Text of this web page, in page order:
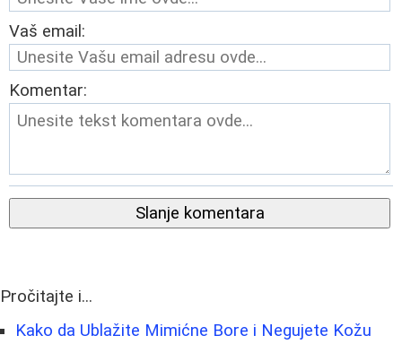
Vaš email:
Komentar:
Slanje komentara
Pročitajte i...
Kako da Ublažite Mimićne Bore i Negujete Kožu